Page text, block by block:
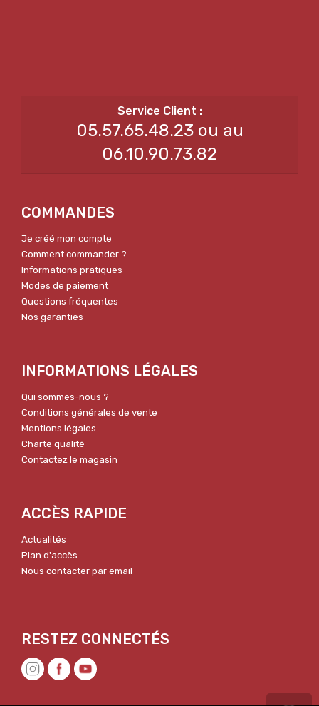
05.57.65.48.23 ou au
06.10.90.73.82
COMMANDES
Je créé mon compte
Comment commander ?
Informations pratiques
Modes de paiement
Questions fréquentes
Nos garanties
INFORMATIONS LÉGALES
Qui sommes-nous ?
Conditions générales de vente
Mentions légales
Charte qualité
Contactez le magasin
ACCÈS RAPIDE
Actualités
Plan d'accès
Nous contacter par email